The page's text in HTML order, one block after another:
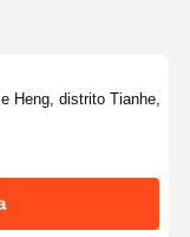
Heng, distrito Tianhe,